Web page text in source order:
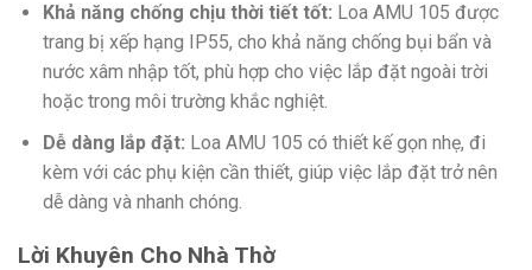
Khả năng chống chịu thời tiết tốt: Loa AMU 105 được
trang bị xếp hạng IP55, cho khả năng chống bụi bẩn và
nước xâm nhập tốt, phù hợp cho việc lắp đặt ngoài trời
hoặc trong môi trường khắc nghiệt.
Dễ dàng lắp đặt: Loa AMU 105 có thiết kế gọn nhẹ, đi
kèm với các phụ kiện cần thiết, giúp việc lắp đặt trở nên
dễ dàng và nhanh chóng.
Lời Khuyên Cho Nhà Thờ